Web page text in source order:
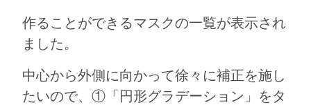
作ることができるマスクの一覧が表示され
ました。
中心から外側に向かって徐々に補正を施し
たいので、①「円形グラデーション」をタ